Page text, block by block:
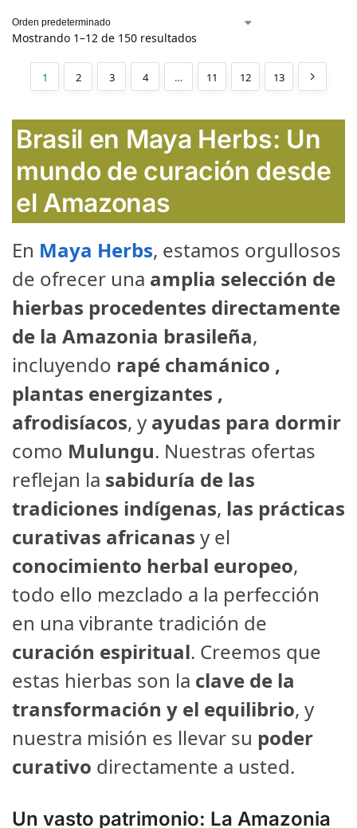
Mostrando 1–12 de 150 resultados
1 2 3 4 … 11 12 13
Brasil en Maya Herbs: Un
mundo de curación desde
el Amazonas
En Maya Herbs, estamos orgullosos
de ofrecer una amplia selección de
hierbas procedentes directamente
de la Amazonia brasileña,
incluyendo rapé chamánico ,
plantas energizantes ,
afrodisíacos, y ayudas para dormir
como Mulungu. Nuestras ofertas
reflejan la sabiduría de las
tradiciones indígenas, las prácticas
curativas africanas y el
conocimiento herbal europeo,
todo ello mezclado a la perfección
en una vibrante tradición de
curación espiritual. Creemos que
estas hierbas son la clave de la
transformación y el equilibrio, y
nuestra misión es llevar su poder
curativo directamente a usted.
Un vasto patrimonio: La Amazonia